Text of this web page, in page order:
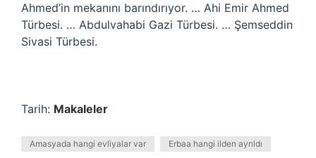
Ahmed’in mekanını barındırıyor. … Ahi Emir Ahmed
Türbesi. … Abdulvahabi Gazi Türbesi. … Şemseddin
Sivasi Türbesi.
Tarih: Makaleler
Amasyada hangi evliyalar var Erbaa hangi ilden ayrıldı